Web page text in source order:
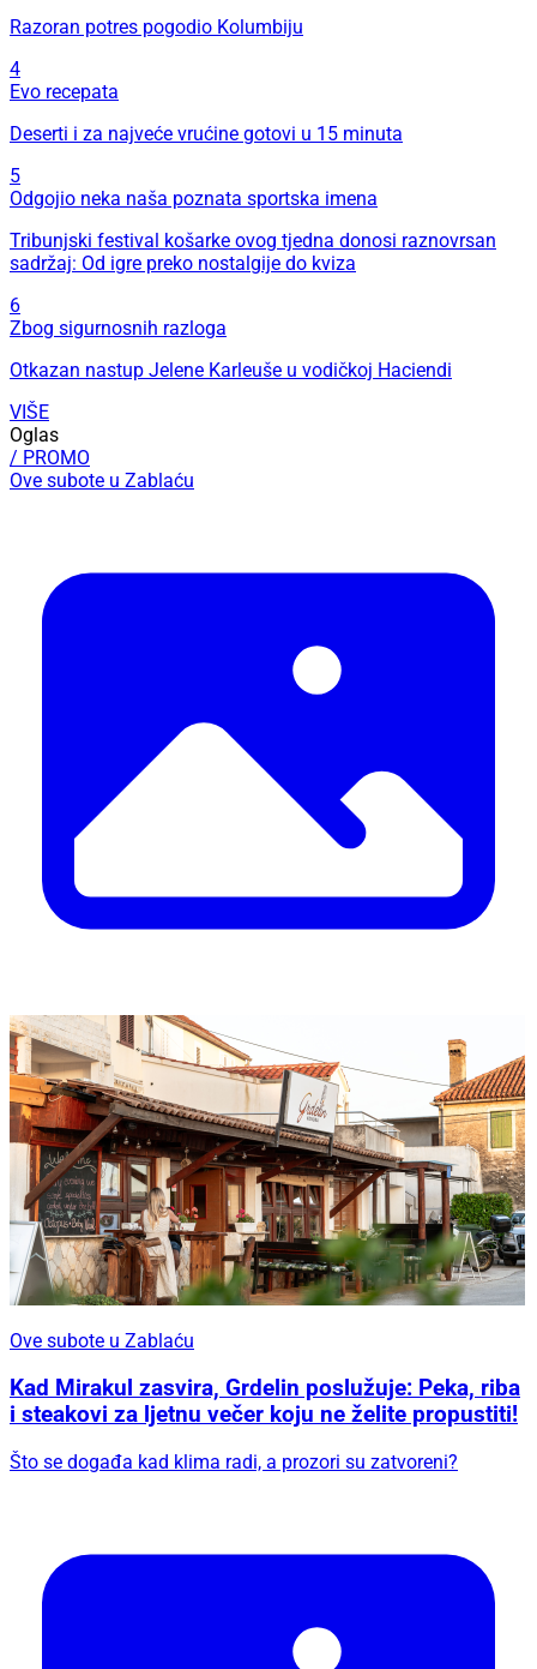
Razoran potres pogodio Kolumbiju
4
Evo recepata
Deserti i za najveće vrućine gotovi u 15 minuta
5
Odgojio neka naša poznata sportska imena
Tribunjski festival košarke ovog tjedna donosi raznovrsan
sadržaj: Od igre preko nostalgije do kviza
6
Zbog sigurnosnih razloga
Otkazan nastup Jelene Karleuše u vodičkoj Haciendi
VIŠE
Oglas
/ PROMO
Ove subote u Zablaću
Ove subote u Zablaću
Kad Mirakul zasvira, Grdelin poslužuje: Peka, riba
i steakovi za ljetnu večer koju ne želite propustiti!
Što se događa kad klima radi, a prozori su zatvoreni?